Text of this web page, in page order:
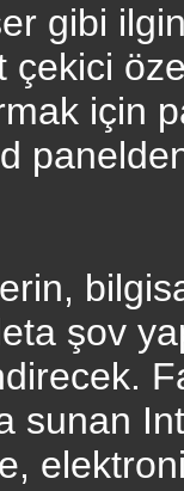
gibi
için
şov
sunan